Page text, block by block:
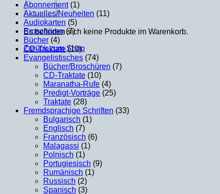
Es befinden sich keine Produkte im Warenkorb.
Zurück zum Shop
Abonnement (1)
Aktuelles/Neuheiten (11)
Audiokarten (5)
Broschüren (7)
Bücher (4)
CD-Traktate (10)
Evangelistisches (74)
Bücher/Broschüren (7)
CD-Traktate (10)
Maranatha-Rufe (4)
Predigt-Vorträge (25)
Traktate (28)
Fremdsprachige Schriften (33)
Bulgarisch (1)
Englisch (7)
Französisch (6)
Malagassi (1)
Polnisch (1)
Portugiesisch (9)
Rumänisch (1)
Russisch (2)
Spanisch (3)